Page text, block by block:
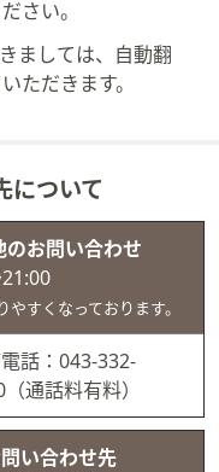
さい。
ましては、自動翻
ただきます。
について
お問い合わせ
すくなっております。
話：043-332-
通話料有料）
い合わせ先